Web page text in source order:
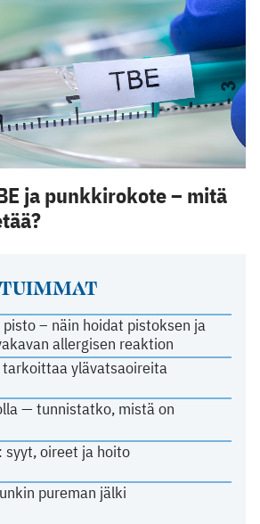
pisto – näin hoidat pistoksen ja
allergisen reaktion
tarkoittaa ylävatsaoireita
— tunnistatko, mistä on
syyt, oireet ja hoito
pureman jälki
ja punkkirokote – mitä